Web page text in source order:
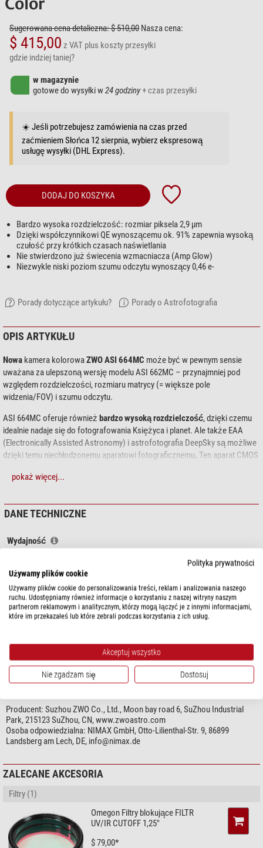
Sugerowana cena detaliczna: $ 510,00 Nasza cena:
$ 415,00 z VAT plus koszty przesyłki
gdzie indziej taniej?
w magazynie
gotowe do wysyłki w24 godziny+ czas przesyłki
☀️ Jeśli potrzebujesz zamówienia na czas przed
zaćmieniem Słońca 12 sierpnia, wybierz ekspresową
usługę wysyłki (DHL Express).
DODAJ DO KOSZYKA
Bardzo wysoka rozdzielczość: rozmiar piksela 2,9 µm
Dzięki współczynnikowi QE wynoszącemu ok. 91% zapewnia wysoką
czułość przy krótkich czasach naświetlania
Nie stwierdzono już świecenia wzmacniacza (Amp Glow)
Niezwykle niski poziom szumu odczytu wynoszący 0,46 e-
Porady dotyczące artykułu? Porady o Astrofotografia
OPIS ARTYKUŁU
Nowa kamera kolorowaZWO ASI 664MC może być w pewnym sensie
uważana za ulepszoną wersję modelu ASI 662MC – przynajmniej pod
względem rozdzielczości, rozmiaru matrycy (= większe pole
widzenia/FOV) i szumu odczytu.
ASI 664MC oferuje również bardzo wysoką rozdzielczość, dzięki czemu
idealnie nadaje się do fotografowania Księżyca i planet. Ale także EAA
(Electronically Assisted Astronomy) i astrofotografia DeepSky są możliwe
dzięki temu niechłodzonemu aparatowi fotograficznemu. Ten aparat CMOS
pikseli.Czujnik Sony IMX664
(Amp-Glow), a ponadto przekonuje doskonałą rozdzielczością (2,9 µm
pikseli) przy jednocześnie wysokiej częstotliwości odświeżania
znajduje zastosowanie przede wszystkim
zdjęciach kompaktowych
jasnych mgławic(mgławic planetarnych) i gromad kulistych. Możliwe są
czasy naświetlania do 2000 sekund.
Ten model aparatu fotograficznego może być również bardzo dobrze
wykorzystywany do zdjęć w podczerwieni (mniejszy wpływ seeing) lub jako
Niezwykle wysoka rozdzielczość w połączeniu z
wysoką częstotliwością
obrazuwynoszącą 95 klatek na sekundę (format RAW8) umożliwia
obserwacje planet w czasie rzeczywistym
, a także szczegółów
Słońca i Księżyca. Wbudowany filtr z przezroczystego szkła zapobiega
przedostawaniu się kurzu na czujnik. Dzięki odpowiedniemu doborowi
filtrów kontrastowych, filtrów mgławicowych, filtrów przepuszczających
promieniowanie podczerwone lub filtrów blokujących promieniowanie
UV/IR mają Państwo pełną kontrolę nad światłem padającym na czujnik.
pokaż więcej...
DANE TECHNICZNE
Wydajność
Megapiksel
Zdolność rozdzielcza fotografii
Rozmiar piksela
2,9
Interfejsy
USB 3.0 (256 MB DDR3)
Intensywność transferu bitów (Bit) 12
Chłodzenie
nie
Podłączenie (strona teleskopu)
T2 (M42 x 0,75)
Kamera kolorowa
tak
Temperatura eksploatacji
-5° bis +45°
min. czas naświetlania
32
Klatki na sekundę
95 (Przy pełnej rozdzielczości)
Wspomagane systemy operacyjne
Windows, Linux, Mac OSX
Długość kabla (m)
2
Odległość fokalna kołnierza (mm)
Szum przekazowy
Full Well Capacity
36,5k
Wydajność kwantowa
91%
Obsługa ROI
Producent: Suzhou ZWO Co., Ltd., Moon bay road 6, SuZhou Industrial
Park, 215123 SuZhou, CN, www.zwoastro.com
Osoba odpowiedzialna: NIMAX GmbH, Otto-Lilienthal-Str. 9, 86899
Landsberg am Lech, DE, info@nimax.de
ZALECANE AKCESORIA
Filtry (1)
Omegon Filtry blokujące FILTR
UV/IR CUTOFF 1,25"
$ 79,00*
Polityka prywatności
Używamy plików cookie
Używamy plików cookie do personalizowania treści, reklam i analizowania naszego
ruchu. Udostępniamy również informacje o korzystaniu z naszej witryny naszym
partnerom reklamowym i analitycznym, którzy mogą łączyć je z innymi informacjami,
które im przekazałeś lub które zebrali podczas korzystania z ich usług.
Akceptuj wszystko
Nie zgadzam się Dostosuj